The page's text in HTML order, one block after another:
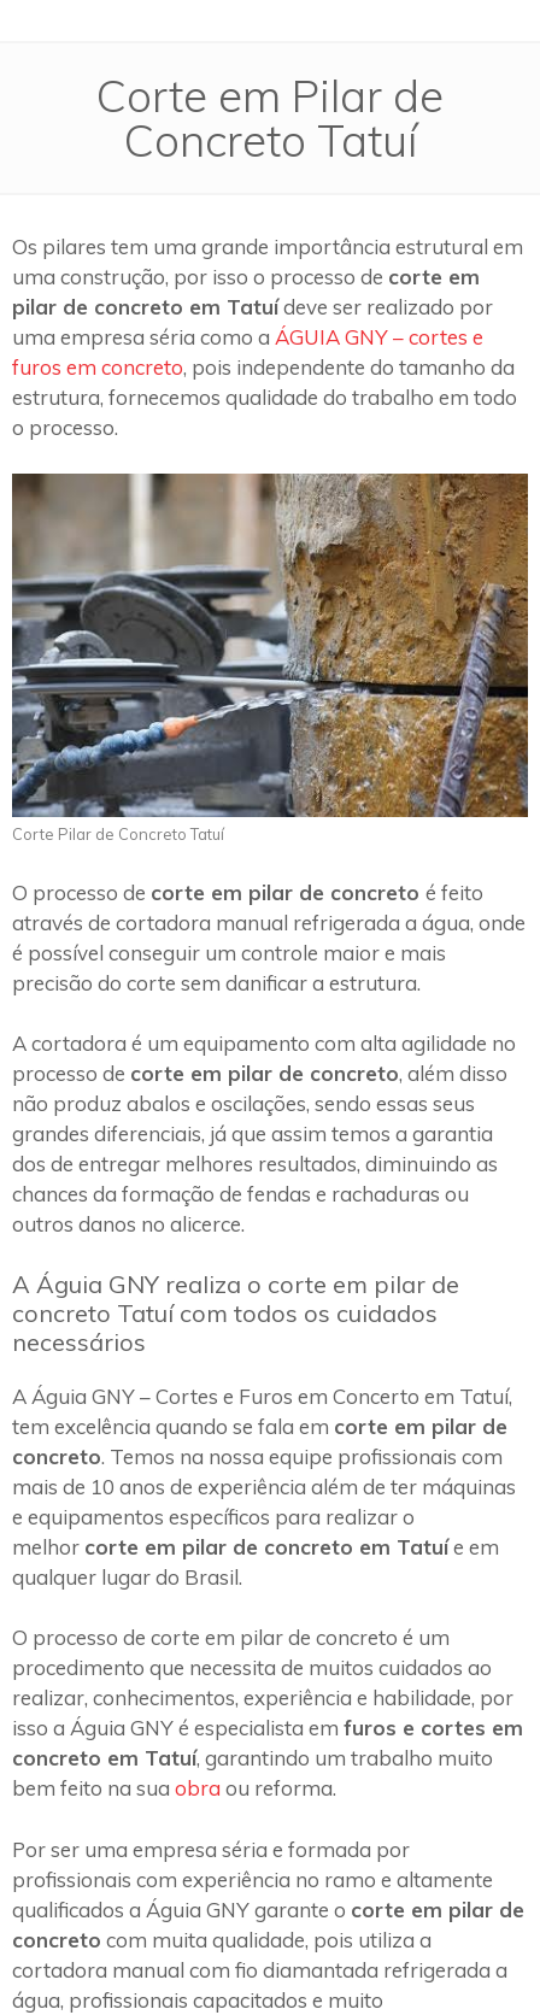
Corte em Pilar de
Concreto Tatuí
Os pilares tem uma grande importância estrutural em
uma construção, por isso o processo de corte em
pilar de concreto em Tatuídeve ser realizado por
uma empresa séria como a ÁGUIA GNY – cortes e
furos em concreto, pois independente do tamanho da
estrutura, fornecemos qualidade do trabalho em todo
o processo.
Corte Pilar de Concreto Tatuí
O processo de corte em pilar de concreto é feito
através de cortadora manual refrigerada a água, onde
é possível conseguir um controle maior e mais
precisão do corte sem danificar a estrutura.
A cortadora é um equipamento com alta agilidade no
processo de corte em pilar de concreto, além disso
não produz abalos e oscilações, sendo essas seus
grandes diferenciais, já que assim temos a garantia
dos de entregar melhores resultados, diminuindo as
chances da formação de fendas e rachaduras ou
outros danos no alicerce.
A Águia GNY realiza o corte em pilar de
concreto Tatuí com todos os cuidados
necessários
A Águia GNY – Cortes e Furos em Concerto em Tatuí,
tem excelência quando se fala em corte em pilar de
concreto. Temos na nossa equipe profissionais com
mais de 10 anos de experiência além de ter máquinas
e equipamentos específicos para realizar o
melhor corte em pilar de concreto em Tatuíe em
qualquer lugar do Brasil.
O processo de corte em pilar de concreto é um
procedimento que necessita de muitos cuidados ao
realizar, conhecimentos, experiência e habilidade, por
isso a Águia GNY é especialista em furos e cortes em
concreto em Tatuí, garantindo um trabalho muito
bem feito na sua obra ou reforma.
Por ser uma empresa séria e formada por
profissionais com experiência no ramo e altamente
qualificados a Águia GNY garante o corte em pilar de
concreto com muita qualidade, pois utiliza a
cortadora manual com fio diamantada refrigerada a
água, profissionais capacitados e muito